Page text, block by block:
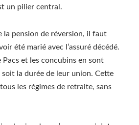
un pilier central.
la pension de réversion, il faut
été marié avec l’assuré décédé.
Pacs et les concubins en sont
soit la durée de leur union. Cette
les régimes de retraite, sans